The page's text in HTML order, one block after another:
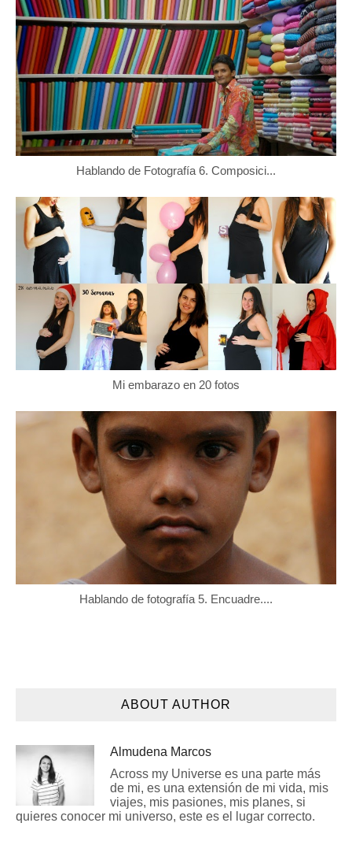
Hablando de Fotografía 6. Composici...
Mi embarazo en 20 fotos
Hablando de fotografía 5. Encuadre....
ABOUT AUTHOR
Almudena Marcos
Across my Universe es una parte más
de mi, es una extensión de mi vida, mis
viajes, mis pasiones, mis planes, si
quieres conocer mi universo, este es el lugar correcto.